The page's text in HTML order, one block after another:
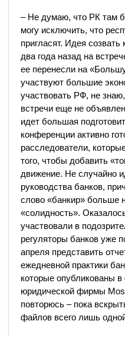
– Не думаю, что РК там
могу исключить, что
пригласят. Идея
два года назад на
ее перенесли на
участвуют большие
участвовать РФ, не
встречи еще не
идет большая
конференции активно
расследователи,
того, чтобы добавить
движение. Не случайно
руководства банков,
слово «банкир» больше
«солидность».
участвовали в
регуляторы банков уже
апреля представить
ежедневной практики
которые опубликованы
юридической фирмы
повторюсь – пока
файлов всего лишь